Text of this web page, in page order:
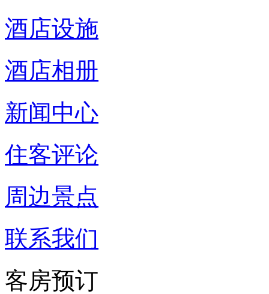
酒店设施
酒店相册
新闻中心
住客评论
周边景点
联系我们
客房预订